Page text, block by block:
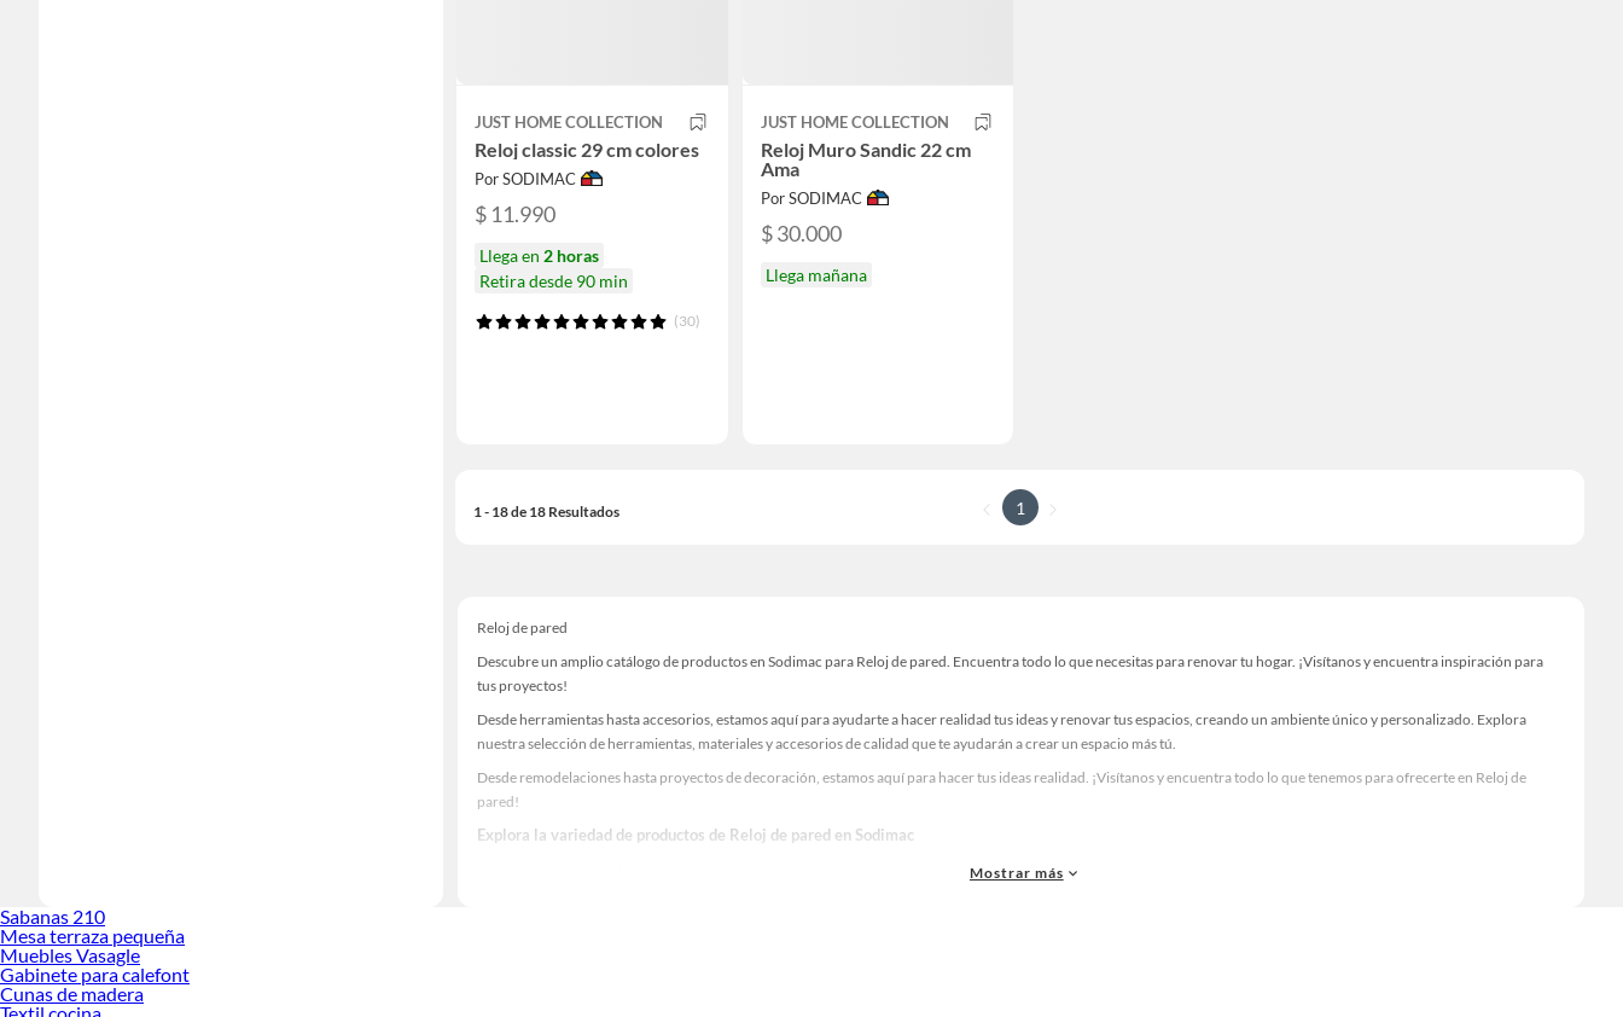
JUST HOME COLLECTION
Reloj classic 29 cm colores
Por SODIMAC
$ 11.990
Llega en 2 horas
Retira desde 90 min
(30)
JUST HOME COLLECTION
Reloj Muro Sandic 22 cm
Ama
Por SODIMAC
$ 30.000
Llega mañana
1 - 18 de 18 Resultados 1
Reloj de pared
Descubre un amplio catálogo de productos en Sodimac para Reloj de pared. Encuentra todo lo que necesitas para renovar tu hogar. ¡Visítanos y encuentra inspiración para
tus proyectos!
Desde herramientas hasta accesorios, estamos aquí para ayudarte a hacer realidad tus ideas y renovar tus espacios, creando un ambiente único y personalizado. Explora
nuestra selección de herramientas, materiales y accesorios de calidad que te ayudarán a crear un espacio más tú.
Desde remodelaciones hasta proyectos de decoración, estamos aquí para hacer tus ideas realidad. ¡Visítanos y encuentra todo lo que tenemos para ofrecerte en Reloj de
pared!
Explora la variedad de productos de Reloj de pared en Sodimac
Herramientas, materiales y accesorios de calidad para tus proyectos y renovación de espacios. ¡Visítanos y descubre todo lo que tenemos para ofrecerte!
Mostrar más
Sabanas 210
Mesa terraza pequeña
Muebles Vasagle
Gabinete para calefont
Cunas de madera